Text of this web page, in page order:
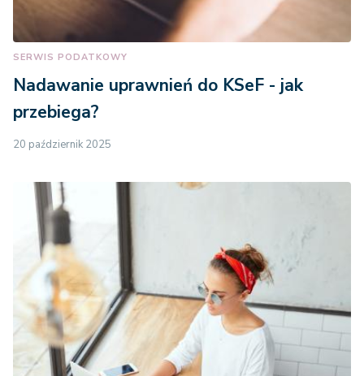
SERWIS PODATKOWY
Nadawanie uprawnień do KSeF - jak
przebiega?
20 październik 2025